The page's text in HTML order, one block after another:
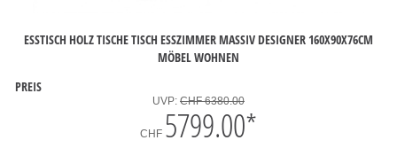
ESSTISCH HOLZ TISCHE TISCH ESSZIMMER MASSIV DESIGNER 160X90X76CM
MÖBEL WOHNEN
PREIS
UVP: CHF 6380.00
CHF 5799.00*